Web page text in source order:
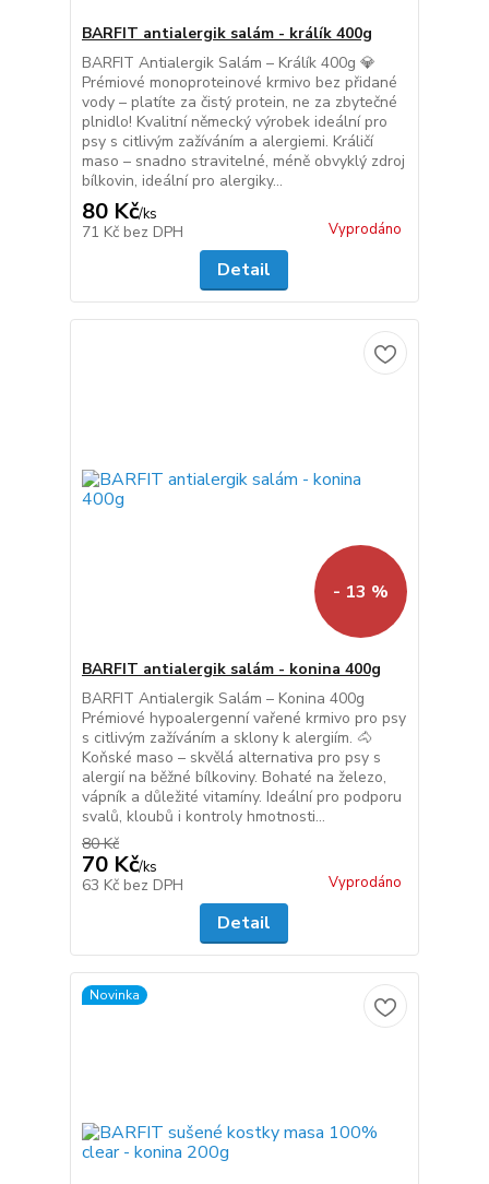
BARFIT antialergik salám - králík 400g
BARFIT Antialergik Salám – Králík 400g 💎
Prémiové monoproteinové krmivo bez přidané
vody – platíte za čistý protein, ne za zbytečné
plnidlo! Kvalitní německý výrobek ideální pro
psy s citlivým zažíváním a alergiemi. Králičí
maso – snadno stravitelné, méně obvyklý zdroj
bílkovin, ideální pro alergiky...
80 Kč/ks
71 Kč bez DPH Vyprodáno
Detail
- 13 %
BARFIT antialergik salám - konina 400g
BARFIT Antialergik Salám – Konina 400g
Prémiové hypoalergenní vařené krmivo pro psy
s citlivým zažíváním a sklony k alergiím. 🐴
Koňské maso – skvělá alternativa pro psy s
alergií na běžné bílkoviny. Bohaté na železo,
vápník a důležité vitamíny. Ideální pro podporu
svalů, kloubů i kontroly hmotnosti...
80 Kč
70 Kč/ks
63 Kč bez DPH Vyprodáno
Detail
Novinka